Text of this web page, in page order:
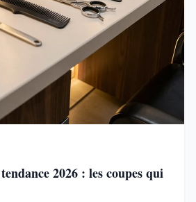
2026 : les coupes qui